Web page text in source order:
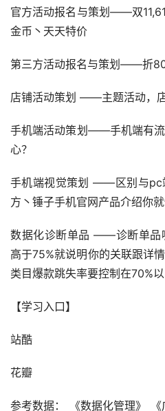
官方活动报名与策划——双
金币丶天天特价
第三方活动报名与策划——折
店铺活动策划 ——主题活动，
手机端活动策划——手机端有流
心？
手机端视觉策划 ——区别与pc
方丶锤子手机官网产品介绍你
数据化诊断单品 ——诊断单品
高于75%就说明你的关联跟详
类目爆款跳失率要控制在70%
【学习入口】
站酷
花瓣
参考数据： 《数据化管理》